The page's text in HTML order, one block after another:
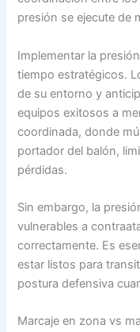
presión se ejecute de
Implementar la
tiempo estratégicos.
de su entorno y
equipos exitosos a
coordinada, donde
portador del balón,
pérdidas.
Sin embargo, la
vulnerables a
correctamente. Es
estar listos para
postura defensiva
Marcaje en zona vs